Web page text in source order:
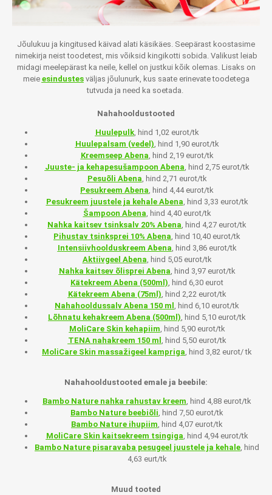
Jõulukuu ja kingitused käivad alati käsikäes. Seepärast koostasime
nimekirja neist toodetest, mis võiksid kingikotti sobida. Valikust leiab
midagi meelepärast ka neile, kellel on justkui kõik olemas. Lisaks on
meie esindustesväljas jõulunurk, kus saate erinevate toodetega
tutvuda ja need ka soetada.
Nahahooldustooted
Huulepulk, hind 1,02 eurot/tk
Huulepalsam (vedel), hind 1,90 eurot/tk
Kreemseep Abena, hind 2,19 eurot/tk
Juuste- ja kehapesušampoon Abena, hind 2,75 eurot/tk
Pesuõli Abena, hind 2,71 eurot/tk
Pesukreem Abena, hind 4,44 eurot/tk
Pesukreem juustele ja kehale Abena, hind 3,33 eurot/tk
Šampoon Abena, hind 4,40 eurot/tk
Nahka kaitsev tsinksalv 20% Abena, hind 4,27 eurot/tk
Pihustav tsinksprei 10% Abena, hind 10,40 eurot/tk
Intensiivhoolduskreem Abena, hind 3,86 eurot/tk
Aktiivgeel Abena, hind 5,05 eurot/tk
Nahka kaitsev õlisprei Abena, hind 3,97 eurot/tk
Kätekreem Abena (500ml), hind 6,30 eurot
Kätekreem Abena (75ml), hind 2,22 eurot/tk
Nahahooldussalv Abena 150 ml , hind 6,10 eurot/tk
Lõhnatu kehakreem Abena (500ml), hind 5,10 eurot/tk
MoliCare Skin kehapiim, hind 5,90 eurot/tk
TENA nahakreem 150 ml , hind 5,50 eurot/tk
MoliCare Skin massažigeel kampriga, hind 3,82 eurot/ tk
Nahahooldustooted emale ja beebile:
Bambo Nature nahka rahustav kreem, hind 4,88 eurot/tk
Bambo Nature beebiõli, hind 7,50 eurot/tk
Bambo Nature ihupiim, hind 4,07 eurot/tk
MoliCare Skin kaitsekreem tsingiga, hind 4,94 eurot/tk
Bambo Nature pisaravaba pesugeel juustele ja kehale, hind
4,63 eurt/tk
Muud tooted